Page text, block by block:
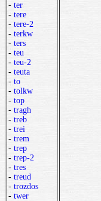
- ter
- tere
- tere-2
- terkw
- ters
- teu
- teu-2
- teuta
- to
- tolkw
- top
- tragh
- treb
- trei
- trem
- trep
- trep-2
- tres
- treud
- trozdos
- twer